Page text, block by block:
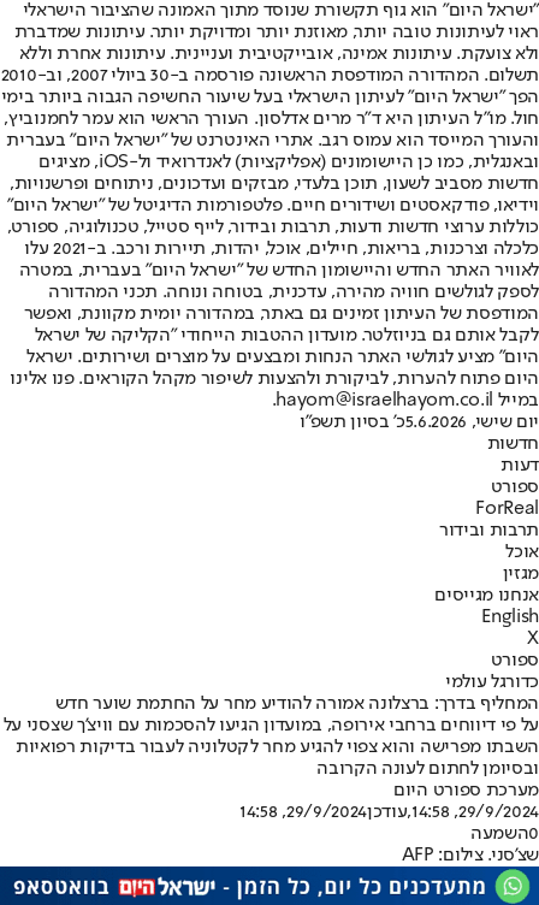
"ישראל היום" הוא גוף תקשורת שנוסד מתוך האמונה שהציבור הישראלי
ראוי לעיתונות טובה יותר, מאוזנת יותר ומדויקת יותר. עיתונות שמדברת
ולא צועקת. עיתונות אמינה, אובייקטיבית ועניינית. עיתונות אחרת וללא
תשלום. המהדורה המודפסת הראשונה פורסמה ב-30 ביולי 2007, וב-2010
הפך "ישראל היום" לעיתון הישראלי בעל שיעור החשיפה הגבוה ביותר בימי
חול. מו"ל העיתון היא ד"ר מרים אדלסון. העורך הראשי הוא עמר לחמנוביץ,
והעורך המייסד הוא עמוס רגב. אתרי האינטרנט של "ישראל היום" בעברית
ובאנגלית, כמו כן היישומונים (אפליקציות) לאנדרואיד ול-iOS, מציגים
חדשות מסביב לשעון, תוכן בלעדי, מבזקים ועדכונים, ניתוחים ופרשנויות,
וידיאו, פודקאסטים ושידורים חיים. פלטפורמות הדיגיטל של "ישראל היום"
כוללות ערוצי חדשות ודעות, תרבות ובידור, לייף סטייל, טכנולוגיה, ספורט,
כלכלה וצרכנות, בריאות, חיילים, אוכל, יהדות, תיירות ורכב. ב-2021 עלו
לאוויר האתר החדש והיישומון החדש של "ישראל היום" בעברית, במטרה
לספק לגולשים חוויה מהירה, עדכנית, בטוחה ונוחה. תכני המהדורה
המודפסת של העיתון זמינים גם באתר, במהדורה יומית מקוונת, ואפשר
לקבל אותם גם בניוזלטר. מועדון ההטבות הייחודי "הקליקה של ישראל
היום" מציע לגולשי האתר הנחות ומבצעים על מוצרים ושירותים. ישראל
היום פתוח להערות, לביקורת ולהצעות לשיפור מקהל הקוראים. פנו אלינו
במייל hayom@israelhayom.co.il.
יום שישי, 5.6.2026
כ' בסיון תשפ"ו
חדשות
דעות
ספורט
ForReal
תרבות ובידור
אוכל
מגזין
אנחנו מגייסים
English
X
ספורט
כדורגל עולמי
המחליף בדרך: ברצלונה אמורה להודיע מחר על החתמת שוער חדש
על פי דיווחים ברחבי אירופה, במועדון הגיעו להסכמות עם וויצ'ך שצסני על
השבתו מפרישה והוא צפוי להגיע מחר לקטלוניה לעבור בדיקות רפואיות
ובסיומן לחתום לעונה הקרובה
מערכת ספורט היום
29/9/2024, 14:58
,עודכן29/9/2024, 14:58
0השמעה
שצ'סני. צילום: AFP